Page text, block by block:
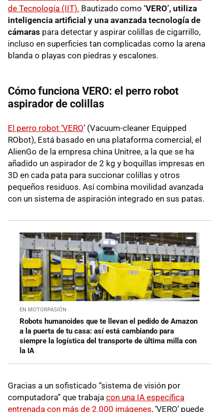
de Tecnología (IIT). Bautizado como ‘VERO’, utiliza
inteligencia artificial y una avanzada tecnología de
cámaras para detectar y aspirar colillas de cigarrillo,
incluso en superficies tan complicadas como la arena
blanda o playas con piedras y escalones.
Cómo funciona VERO: el perro robot
aspirador de colillas
El perro robot ‘VERO’ (Vacuum-cleaner Equipped
RObot), Está basado en una plataforma comercial, el
AlienGo de la empresa china Unitree, a la que se ha
añadido un aspirador de 2 kg y boquillas impresas en
3D en cada pata para succionar colillas y otros
pequeños residuos. Así combina movilidad avanzada
con un sistema de aspiración integrado en sus patas.
EN MOTORPASIÓN
Robots humanoides que te llevan el pedido de Amazon
a la puerta de tu casa: así está cambiando para
siempre la logística del transporte de última milla con
la IA
Gracias a un sofisticado “sistema de visión por
computadora” que trabaja con una IA específica
entrenada con más de 2.000 imágenes, ‘VERO’ puede